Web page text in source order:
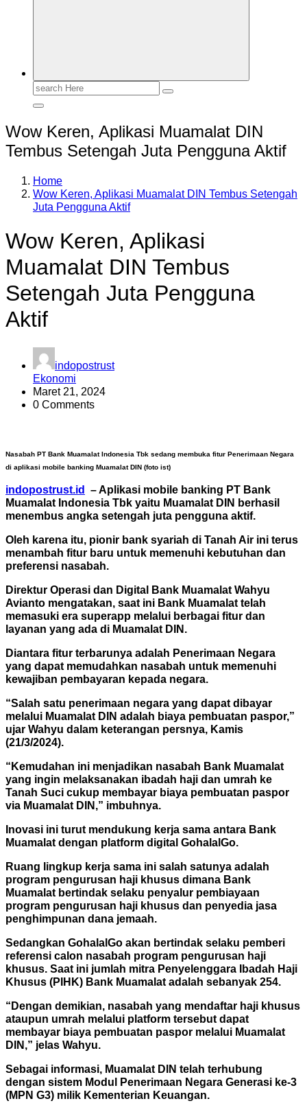
Search
Wow Keren, Aplikasi Muamalat DIN
Tembus Setengah Juta Pengguna Aktif
Home
Wow Keren, Aplikasi Muamalat DIN Tembus Setengah
Juta Pengguna Aktif
Wow Keren, Aplikasi
Muamalat DIN Tembus
Setengah Juta Pengguna
Aktif
indopostrust
Ekonomi
Maret 21, 2024
0 Comments
Nasabah PT Bank Muamalat Indonesia Tbk sedang membuka fitur Penerimaan Negara
di aplikasi mobile banking Muamalat DIN (foto ist)
indopostrust.id
– Aplikasi mobile banking PT Bank
Muamalat Indonesia Tbk yaitu Muamalat DIN berhasil
menembus angka setengah juta pengguna aktif.
Oleh karena itu, pionir bank syariah di Tanah Air ini terus
menambah fitur baru untuk memenuhi kebutuhan dan
preferensi nasabah.
Direktur Operasi dan Digital Bank Muamalat Wahyu
Avianto mengatakan, saat ini Bank Muamalat telah
memasuki era superapp melalui berbagai fitur dan
layanan yang ada di Muamalat DIN.
Diantara fitur terbarunya adalah Penerimaan Negara
yang dapat memudahkan nasabah untuk memenuhi
kewajiban pembayaran kepada negara.
“Salah satu penerimaan negara yang dapat dibayar
melalui Muamalat DIN adalah biaya pembuatan paspor,”
ujar Wahyu dalam keterangan persnya, Kamis
(21/3/2024).
“Kemudahan ini menjadikan nasabah Bank Muamalat
yang ingin melaksanakan ibadah haji dan umrah ke
Tanah Suci cukup membayar biaya pembuatan paspor
via Muamalat DIN,” imbuhnya.
Inovasi ini turut mendukung kerja sama antara Bank
Muamalat dengan platform digital GohalalGo.
Ruang lingkup kerja sama ini salah satunya adalah
program pengurusan haji khusus dimana Bank
Muamalat bertindak selaku penyalur pembiayaan
program pengurusan haji khusus dan penyedia jasa
penghimpunan dana jemaah.
Sedangkan GohalalGo akan bertindak selaku pemberi
referensi calon nasabah program pengurusan haji
khusus. Saat ini jumlah mitra Penyelenggara Ibadah Haji
Khusus (PIHK) Bank Muamalat adalah sebanyak 254.
“Dengan demikian, nasabah yang mendaftar haji khusus
ataupun umrah melalui platform tersebut dapat
membayar biaya pembuatan paspor melalui Muamalat
DIN,” jelas Wahyu.
Sebagai informasi, Muamalat DIN telah terhubung
dengan sistem Modul Penerimaan Negara Generasi ke-3
(MPN G3) milik Kementerian Keuangan.